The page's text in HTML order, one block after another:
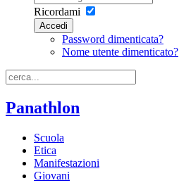
Ricordami
Accedi
Password dimenticata?
Nome utente dimenticato?
Panathlon
Scuola
Etica
Manifestazioni
Giovani